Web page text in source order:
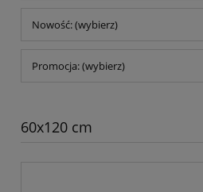
Nowość: (wybierz)
Promocja: (wybierz)
60x120 cm